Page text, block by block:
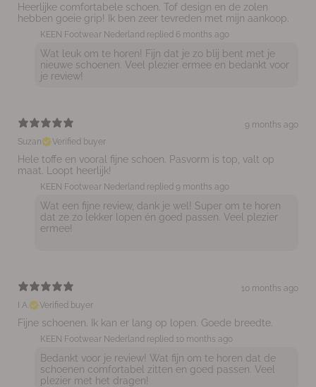
Heerlijke comfortabele schoen. Tof design en de zolen
hebben goeie grip! Ik ben zeer tevreden met mijn aankoop.
KEEN Footwear Nederland replied 6 months ago
Wat leuk om te horen! Fijn dat je zo blij bent met je
nieuwe schoenen. Veel plezier ermee en bedankt voor
je review!
9 months ago
Suzan
Verified buyer
Hele toffe en vooral fijne schoen. Pasvorm is top, valt op
maat. Loopt heerlijk!
KEEN Footwear Nederland replied 9 months ago
Wat een fijne review, dank je wel! Super om te horen
dat ze zo lekker lopen én goed passen. Veel plezier
ermee!
10 months ago
I A.
Verified buyer
Fijne schoenen. Ik kan er lang op lopen. Goede breedte.
KEEN Footwear Nederland replied 10 months ago
Bedankt voor je review! Wat fijn om te horen dat de
schoenen comfortabel zitten en goed passen. Veel
plezier met het dragen!